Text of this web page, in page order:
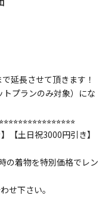
延長させて頂きます！
プランのみ対象）にな
【土日祝3000円引き】
の着物を特別価格でレン
せ下さい。